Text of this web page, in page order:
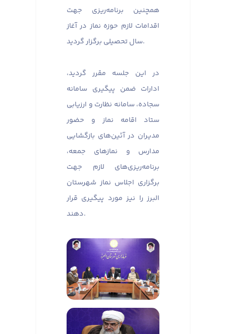
همچنین برنامه‌ریزی جهت
اقدامات لازم حوزه نماز در آغاز
سال تحصیلی برگزار گردید.
در این جلسه مقرر گردید،
ادارات ضمن پیگیری سامانه
سجاده، سامانه نظارت و ارزیابی
ستاد اقامه نماز و حضور
مدیران در آئین‌های بازگشایی
مدارس و نماز‌های جمعه،
برنامه‌ریزی‌های لازم جهت
برگزاری اجلاس نماز شهرستان
البرز را نیز مورد پیگیری قرار
دهند.